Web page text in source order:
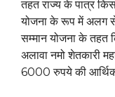
तहत राज्य के पात्र
योजना के रूप में अलग से
सम्मान योजना के तहत
अलावा नमो शेतकारी
6000 रुपये की आर्थिक